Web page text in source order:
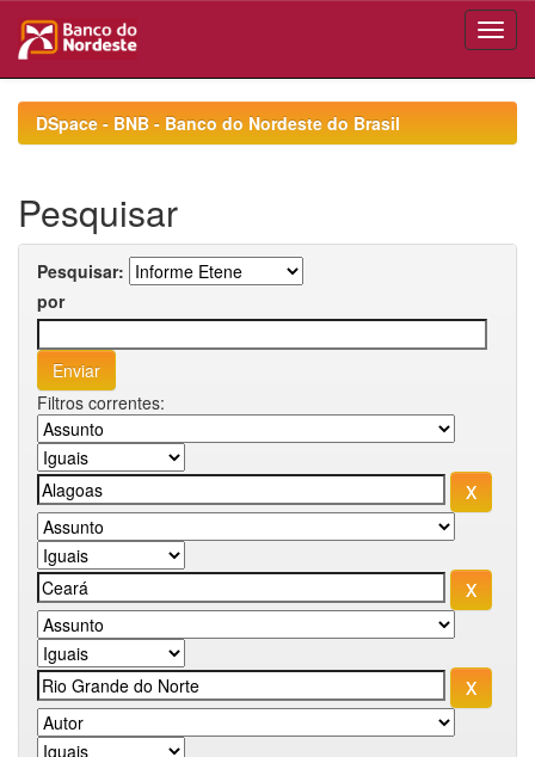
navigationDSpace - BNB - Banco do Nordeste do Brasil
Pesquisar
Pesquisar:
por
Filtros correntes: